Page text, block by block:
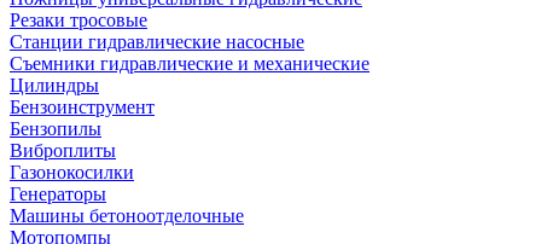
Резаки тросовые
Станции гидравлические насосные
Съемники гидравлические и механические
Цилиндры
Бензоинструмент
Бензопилы
Виброплиты
Газонокосилки
Генераторы
Машины бетоноотделочные
Мотопомпы